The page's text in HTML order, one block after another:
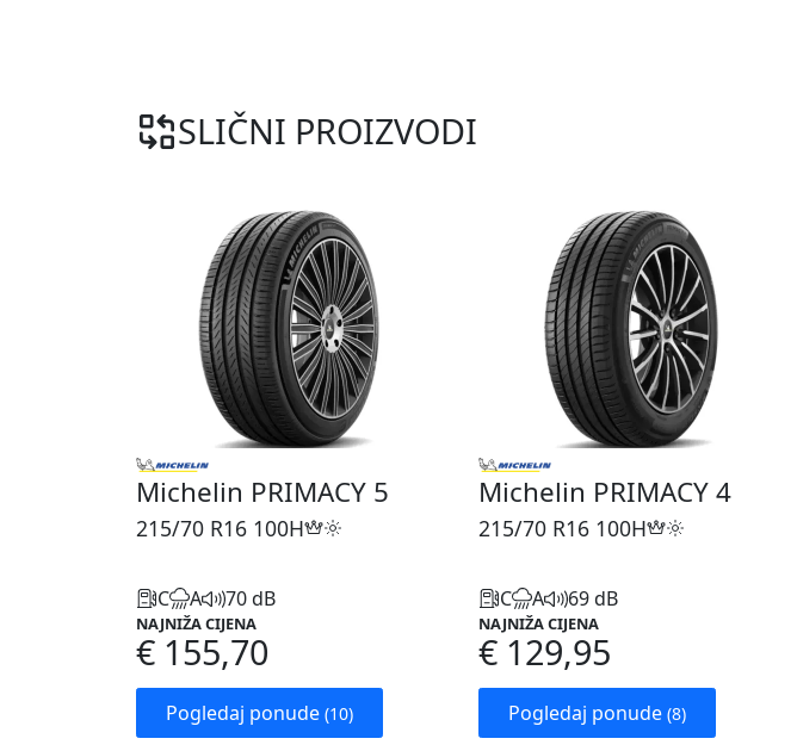
SLIČNI PROIZVODI
Michelin PRIMACY 5
215/70 R16 100H
C A 70 dB
NAJNIŽA CIJENA
€ 155,70
Pogledaj ponude (10)
Michelin PRIMACY 4
215/70 R16 100H
C A 69 dB
NAJNIŽA CIJENA
€ 129,95
Pogledaj ponude (8)